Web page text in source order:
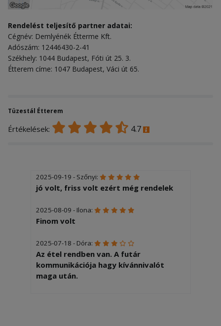
Rendelést teljesítő partner adatai:
Cégnév: Demlyénék Étterme Kft.
Adószám: 12446430-2-41
Székhely: 1044 Budapest, Fóti út 25. 3.
Étterem címe: 1047 Budapest, Váci út 65.
Tüzestál Étterem
Értékelések: 4.7
2025-09-19 - Szőnyi:
jó volt, friss volt ezért még rendelek
2025-08-09 - Ilona:
Finom volt
2025-07-18 - Dóra:
Az étel rendben van. A futár
kommunikációja hagy kívánnivalót
maga után.